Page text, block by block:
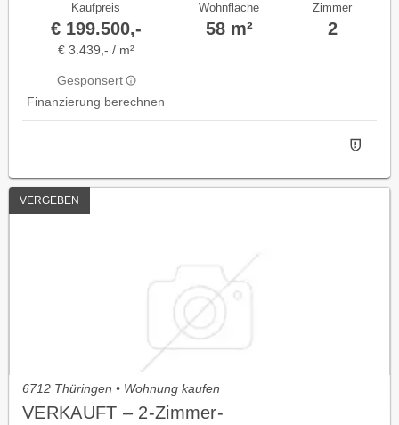
Kaufpreis
€ 199.500,-
€ 3.439,- / m²
Gesponsert
Finanzierung berechnen
Wohnfläche
58 m²
Zimmer
2
VERGEBEN
6712 Thüringen • Wohnung kaufen
VERKAUFT – 2-Zimmer-